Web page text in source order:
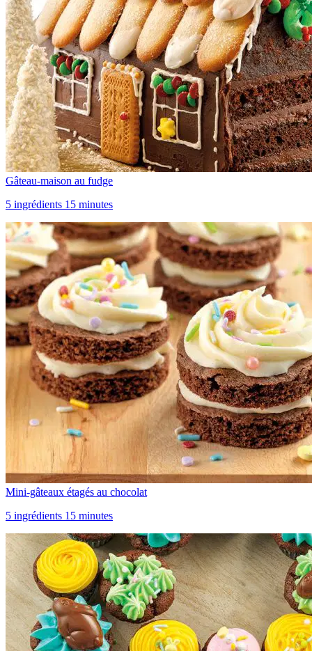
Gâteau-maison au fudge
5 ingrédients 15 minutes
Mini-gâteaux étagés au chocolat
5 ingrédients 15 minutes